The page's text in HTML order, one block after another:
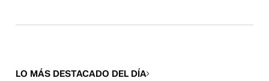
LO MÁS DESTACADO DEL DÍA